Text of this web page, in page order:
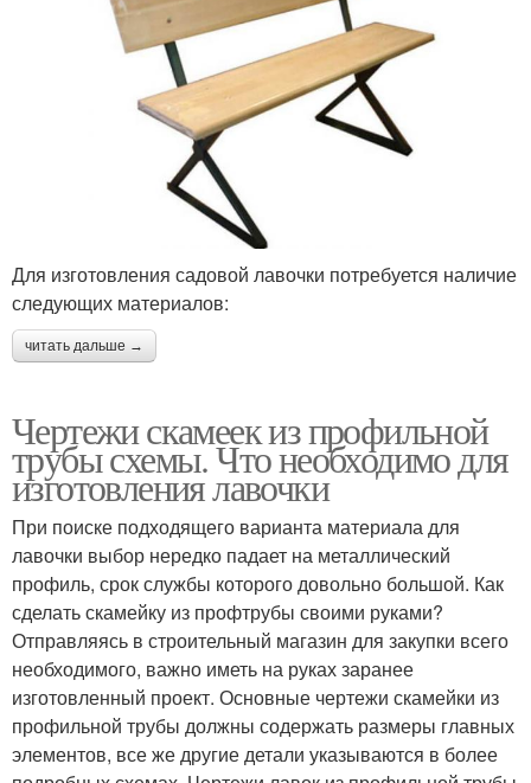
Для изготовления садовой лавочки потребуется наличие
следующих материалов:
читать дальше →
Чертежи скамеек из профильной
трубы схемы. Что необходимо для
изготовления лавочки
При поиске подходящего варианта материала для
лавочки выбор нередко падает на металлический
профиль, срок службы которого довольно большой. Как
сделать скамейку из профтрубы своими руками?
Отправляясь в строительный магазин для закупки всего
необходимого, важно иметь на руках заранее
изготовленный проект. Основные чертежи скамейки из
профильной трубы должны содержать размеры главных
элементов, все же другие детали указываются в более